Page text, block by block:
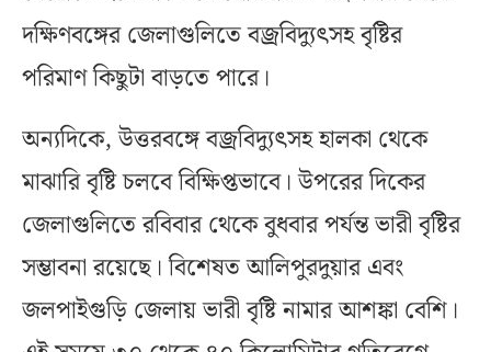
দক্ষিণবঙ্গের জেলাগুলিতে বজ্রবিদ্যুৎসহ বৃষ্টির
পরিমাণ কিছুটা বাড়তে পারে।
অন্যদিকে, উত্তরবঙ্গে বজ্রবিদ্যুৎসহ হালকা থেকে
মাঝারি বৃষ্টি চলবে বিক্ষিপ্তভাবে। উপরের দিকের
জেলাগুলিতে রবিবার থেকে বুধবার পর্যন্ত ভারী বৃষ্টির
সম্ভাবনা রয়েছে। বিশেষত আলিপুরদুয়ার এবং
জলপাইগুড়ি জেলায় ভারী বৃষ্টি নামার আশঙ্কা বেশি।